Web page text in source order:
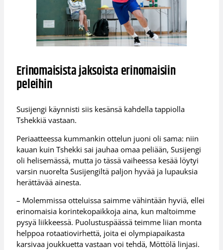
Erinomaisista jaksoista erinomaisiin
peleihin
Susijengi käynnisti siis kesänsä kahdella tappiolla
Tshekkiä vastaan.
Periaatteessa kummankin ottelun juoni oli sama: niin
kauan kuin Tshekki sai jauhaa omaa peliään, Susijengi
oli helisemässä, mutta jo tässä vaiheessa kesää löytyi
varsin nuorelta Susijengiltä paljon hyvää ja lupauksia
herättävää ainesta.
– Molemmissa otteluissa saimme vähintään hyviä, ellei
erinomaisia korintekopaikkoja aina, kun maltoimme
pysyä liikkeessä. Puolustuspäässä teimme liian monta
helppoa rotaatiovirhettä, joita ei olympiapaikasta
karsivaa joukkuetta vastaan voi tehdä, Möttölä linjasi.